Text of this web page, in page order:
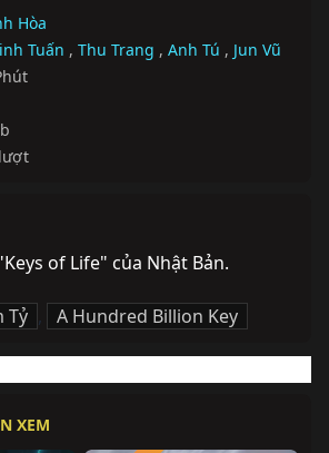
Hòa
Tuấn , Thu Trang , Anh Tú , Jun Vũ
of Life" của Nhật Bản.
Tỷ , A Hundred Billion Key
XEM